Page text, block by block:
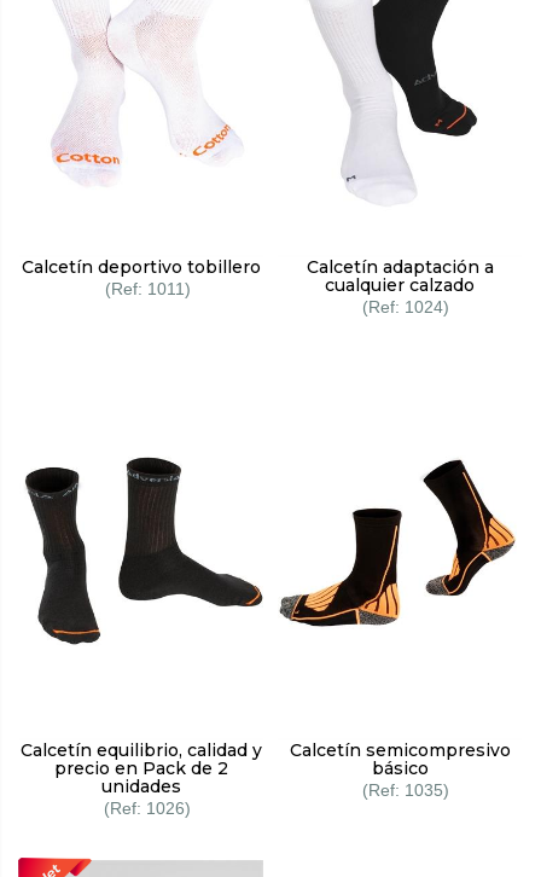
Calcetín deportivo tobillero
1011
Calcetín adaptación a
cualquier calzado
1024
Calcetín equilibrio, calidad y
precio en Pack de 2
unidades
1026
Calcetín semicompresivo
básico
1035